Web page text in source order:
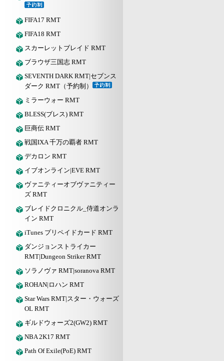
FIFA17 RMT
FIFA18 RMT
スカーレットブレイド RMT
ブラウザ三国志 RMT
SEVENTH DARK RMT|セブンス
ダーク RMT（予約制）
ミラーウォー RMT
BLESS(ブレス) RMT
巨商伝 RMT
戦国IXA 千万の覇者 RMT
デカロン RMT
イブオンライン|EVE RMT
ヴァニティーオブヴァニティー
ズ RMT
ブレイドクロニクル_侍道オンラ
イン RMT
iTunes プリペイドカード RMT
ダンジョンストライカー
RMT|Dungeon Striker RMT
ソラノヴァ RMT|soranova RMT
ROHAN|ロハン RMT
Star Wars RMT|スター・ウォーズ
OL RMT
ギルドウォーズ2(GW2) RMT
NBA 2K17 RMT
Path Of Exile(PoE) RMT